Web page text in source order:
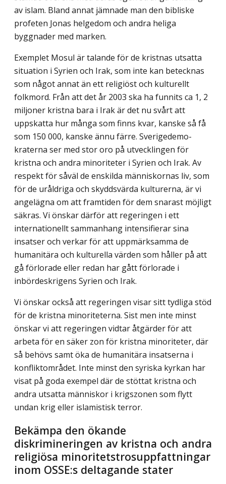
av islam. Bland annat jämnade man den bibliske
profeten Jonas helgedom och andra heliga
byggnader med marken.
Exemplet Mosul är talande för de kristnas utsatta
situation i Syrien och Irak, som inte kan betecknas
som något annat än ett religiöst och kulturellt
folkmord. Från att det år 2003 ska ha funnits ca 1, 2
miljoner kristna bara i Irak är det nu svårt att
uppskatta hur många som finns kvar, kanske så få
som 150 000, kanske ännu färre. Sverigedemo­
kraterna ser med stor oro på utvecklingen för
kristna och andra minoriteter i Syrien och Irak. Av
respekt för såväl de enskilda människornas liv, som
för de uråldriga och skyddsvärda kulturerna, är vi
angelägna om att framtiden för dem snarast möjligt
säkras. Vi önskar därför att regeringen i ett
internationellt sammanhang intensifierar sina
insatser och verkar för att uppmärksamma de
humanitära och kulturella värden som håller på att
gå förlorade eller redan har gått förlorade i
inbördeskrigens Syrien och Irak.
Vi önskar också att regeringen visar sitt tydliga stöd
för de kristna minoriteterna. Sist men inte minst
önskar vi att regeringen vidtar åtgärder för att
arbeta för en säker zon för kristna minoriteter, där
så behövs samt öka de humanitära insatserna i
konfliktområdet. Inte minst den syriska kyrkan har
visat på goda exempel där de stöttat kristna och
andra utsatta människor i krigszonen som flytt
undan krig eller islamistisk terror.
Bekämpa den ökande
diskrimineringen av kristna och andra
religiösa minoritetstrosuppfattningar
inom OSSE:s deltagande stater